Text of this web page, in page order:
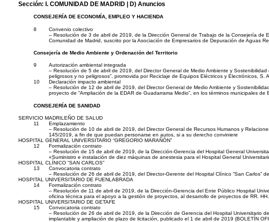
Sección: I. COMUNIDAD DE MADRID | D) Anuncios
CONSEJERÍA DE ECONOMÍA, EMPLEO Y HACIENDA
8
Convenio colectivo
– Resolución de 3 de abril de 2019, de la Dirección General de Trabajo de la Consejería
Comunidad de Madrid, suscrito por la Asociación de Empresarios de Depuración de Aguas
Consejería de Medio Ambiente y Ordenación del Territorio
9
Autorización ambiental integrada
– Resolución de 5 de abril de 2019, del Director General de Medio Ambiente y
peligrosos y no peligrosos”, promovida por Reciclaje de Equipos Eléctricos y Electrónicos,
10
Declaración impacto ambiental
– Resolución de 12 de abril de 2019, del Director General de Medio Ambiente y
proyecto de “Ampliación de la EDAR de Guadarrama Medio”, en los términos municipales
CONSEJERÍA DE SANIDAD
SERVICIO MADRILEÑO DE SALUD
11
Emplazamiento
– Resolución de 10 de abril de 2019, del Director General de Recursos Humanos y
145/2019, a fin de que puedan personarse en autos, si a su derecho conviniere
HOSPITAL GENERAL UNIVERSITARIO “GREGORIO MARAÑÓN”
12
Formalización contrato
– Resolución de 15 de abril de 2019, de la Dirección-Gerencia del Hospital General
«Suministro e instalación de diez máquinas de anestesia para el Hospital General
HOSPITAL CLÍNICO “SAN CARLOS”
13
Convocatoria contrato
– Resolución de 26 de abril de 2019, del Director-Gerente del Hospital Clínico “San Carlos”
HOSPITAL UNIVERSITARIO DE FUENLABRADA
14
Formalización contrato
– Resolución de 11 de abril de 2019, de la Dirección-Gerencia del Ente Público Hospital
oficina técnica para el apoyo a la gestión de proyectos, al desarrollo de proyectos de RR.
HOSPITAL UNIVERSITARIO DE GETAFE
15
Convocatoria contrato
– Resolución de 26 de abril de 2019, de la Dirección de Gerencia del Hospital Universitario
implantable y ampliación de plazo de licitación, publicado el 1 de abril de 2019 (BOLETÍN